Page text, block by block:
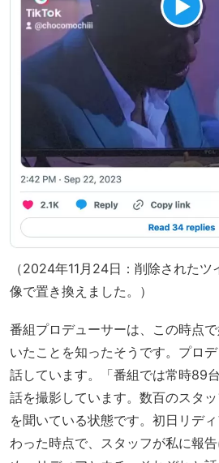
（2024年11月24日：削除された
像で置き換えました。）
番組プロデューサーは、この時点
いたことを知ったそうです。プロ
話しています。「番組では常時89
話を撮影しています。数百のスタ
を聞いている状態です。初日リデ
わった時点で、スタッフが私に報